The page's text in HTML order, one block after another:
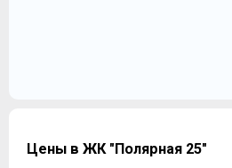
Цены в ЖК "Полярная 25"